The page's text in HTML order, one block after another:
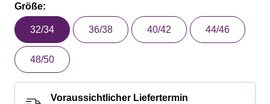
Größe:
32/34 36/38 40/42 44/46
48/50
Voraussichtlicher Liefertermin